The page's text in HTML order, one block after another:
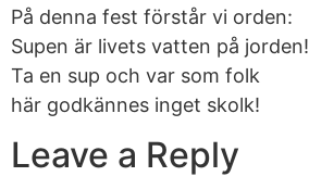
På denna fest förstår vi orden:
Supen är livets vatten på jorden!
Ta en sup och var som folk
här godkännes inget skolk!
Leave a Reply